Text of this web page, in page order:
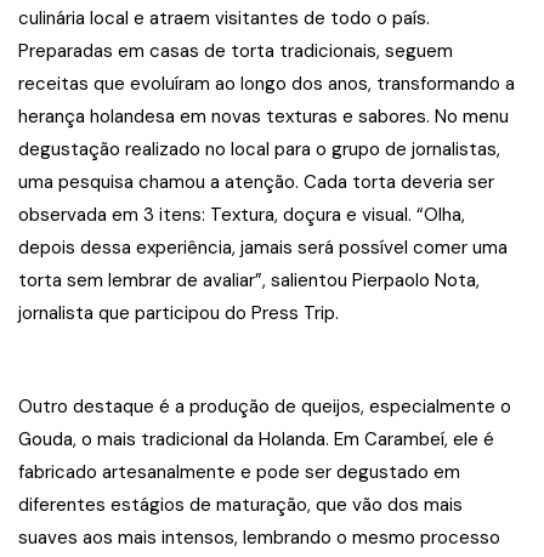
culinária local e atraem visitantes de todo o país.
Preparadas em casas de torta tradicionais, seguem
receitas que evoluíram ao longo dos anos, transformando a
herança holandesa em novas texturas e sabores. No menu
degustação realizado no local para o grupo de jornalistas,
uma pesquisa chamou a atenção. Cada torta deveria ser
observada em 3 itens: Textura, doçura e visual. “Olha,
depois dessa experiência, jamais será possível comer uma
torta sem lembrar de avaliar”, salientou Pierpaolo Nota,
jornalista que participou do Press Trip.
Outro destaque é a produção de queijos, especialmente o
Gouda, o mais tradicional da Holanda. Em Carambeí, ele é
fabricado artesanalmente e pode ser degustado em
diferentes estágios de maturação, que vão dos mais
suaves aos mais intensos, lembrando o mesmo processo